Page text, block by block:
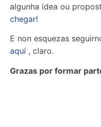
algunha idea ou
chegar!
E non esquezas
aquí , claro.
Grazas por formar